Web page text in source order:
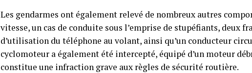
Les gendarmes ont également relevé de nombreux autres
vitesse, un cas de conduite sous l’emprise de stupéfiants, deux
d’utilisation du téléphone au volant, ainsi qu’un conducteur
cyclomoteur a également été intercepté, équipé d’un moteur
constitue une infraction grave aux règles de sécurité routière.